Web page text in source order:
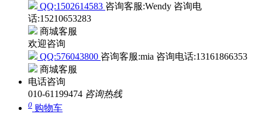
QQ:1502614583 咨询客服:Wendy 咨询电
话:15210653283
商城客服
欢迎咨询
QQ:576043800 咨询客服:mia 咨询电话:13161866353
商城客服
电话咨询
010-61199474 咨询热线
0 购物车